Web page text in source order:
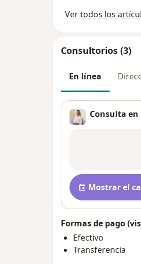
Ver todos los
Consultorios (3)
En línea
Consulta en
Disponibilidad
Mostrar el
Formas de pago
Efectivo
Transferencia